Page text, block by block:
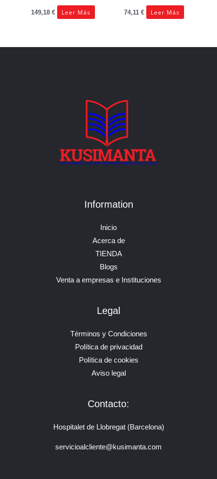
149,18 € Leer Más 74,11 € Leer Más
Information
Inicio
Acerca de
TIENDA
Blogs
Venta a empresas e Instituciones
Legal
Términos y Condiciones
Política de privacidad
Política de cookies
Aviso legal
Contacto:
Hospitalet de Llobregat (Barcelona)
servicioalcliente@kusimanta.com